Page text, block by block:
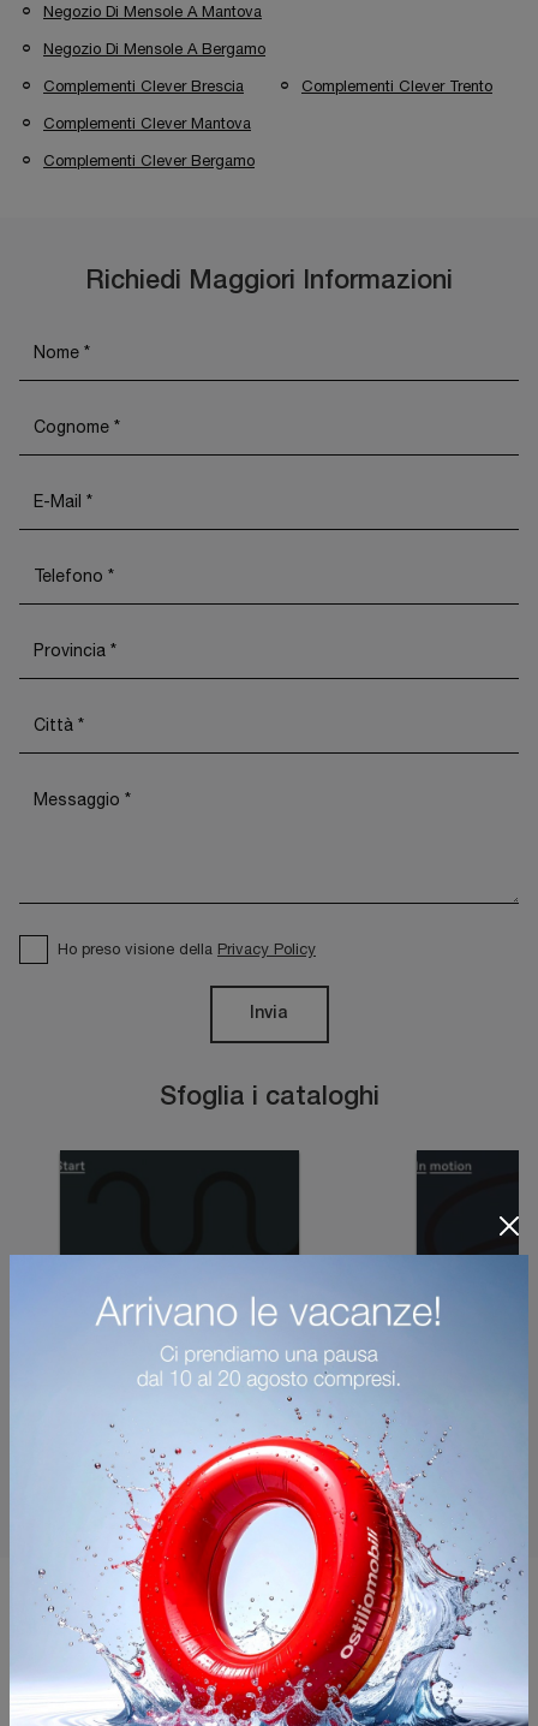
Negozio Di Mensole A Mantova
Negozio Di Mensole A Bergamo
Complementi Clever Brescia Complementi Clever Trento
Complementi Clever Mantova
Complementi Clever Bergamo
Sfoglia i cataloghi
Richiedi Maggiori Informazioni
Ho preso visione della Privacy Policy
Invia
Potrebbero piacerti anche